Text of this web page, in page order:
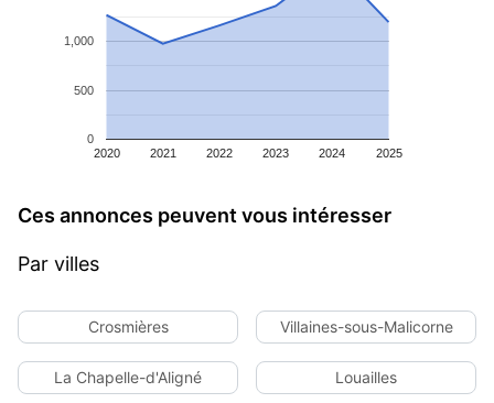
2020 2021 2022 2023 2024 2025
0
500
1,000
Ces annonces peuvent vous intéresser
Par villes
Crosmières Villaines-sous-Malicorne
La Chapelle-d'Aligné Louailles